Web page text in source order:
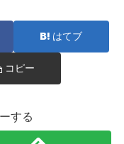
はてブ
コピー
する